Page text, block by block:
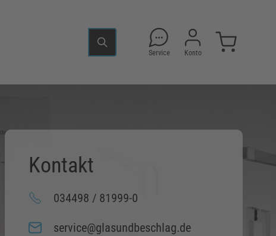
Service Konto
Kontakt
034498 / 81999-0
service@glasundbeschlag.de